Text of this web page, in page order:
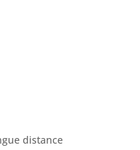
distance